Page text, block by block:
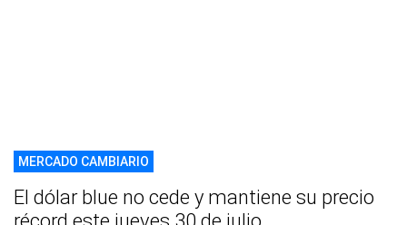
MERCADO CAMBIARIO
El dólar blue no cede y mantiene su precio